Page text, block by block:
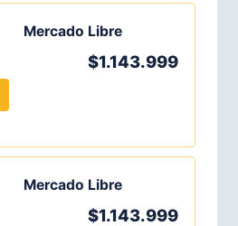
Mercado Libre
$1.143.999
Mercado Libre
$1.143.999